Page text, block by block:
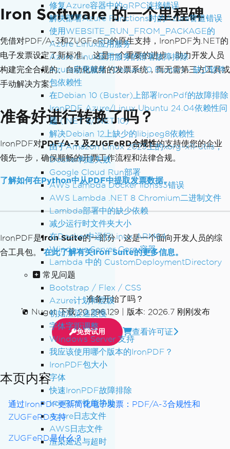
修复Azure容器中的gRPC连接错误
解决部署Azure Functions时的Azure管道错误
使用WEBSITE_RUN_FROM_PACKAGE的
Azure Linux应用服务
Azure Linux应用服务的部署故障排除
Azure应用服务 (Debian 10 Buster) - 缺少软件
包依赖性
在Debian 10 (Buster)上部署IronPdf的故障排除
IronPDF Azure/Linux Ubuntu 24.04依赖性问
题 (.NET 9/.NET 10)
解决Debian 12上缺少的libjpeg8依赖性
由于Amazon Linux 2023上的xorg-x11-utils，
Docker构建失败
Google Cloud Run部署
AWS Lambda Docker libnss3错误
AWS Lambda .NET 8 Chromium二进制文件
Lambda部署中的缺少依赖
减少运行时文件夹大小
在Docker中运行Linux ARM64
Windows Server Core 容器
Lambda 中的 CustomDeploymentDirectory
常见问题
Bootstrap / Flex / CSS
Azure计划和层级
初始渲染速度慢
字体字距调整
Windows Server 支持
我应该使用哪个版本的IronPDF？
IronPDF包大小
字体
快速IronPDF故障排除
IronPDF性能协助
Azure日志文件
AWS日志文件
渲染延迟与超时
Iron Software 的一个里程碑
凭借对PDF/A-3和ZUGFeRD的原生支持，IronPDF为.NET的
电子发票设定了新标准。 这是一个重要的进步，助力开发人员
构建完全合规的、自动化就绪的发票系统，而无需第三方工具或
手动解决方案。
准备好进行转换了吗？
IronPDF对PDF/A-3 及ZUGFeRD合规性的支持使您的企业
领先一步，确保顺畅的开票工作流程和法律合规。
了解如何在Python中从PDF中提取发票数据。
IronPDF是Iron Suite的一部分，这是一个面向开发人员的综
合工具包。在此了解有关Iron Suite的更多信息。
准备开始了吗？
Nuget 下载 20,296,129| 版本: 2026.7 刚刚发布
免费试用 查看许可证
本页内容
通过IronPDF更新简化电子发票：PDF/A-3合规性和
ZUGFeRD支持
ZUGFeRD是什么？